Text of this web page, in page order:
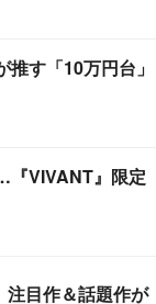
推す「10万円台」
『VIVANT』限定
目作＆話題作が